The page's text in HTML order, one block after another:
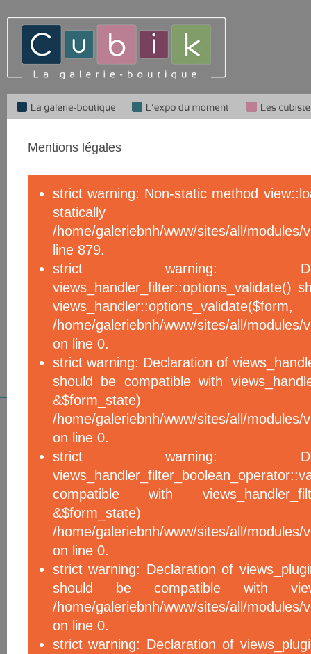
Mentions légales
strict warning: Non-static method
/home/galeriebnh/www/sites/all/
line 879.
strict warning:
views_handler_filter::options_validate()
/home/galeriebnh/www/sites/all/modules/
on line 0.
strict warning: Declaration of
should be compatible with
/home/galeriebnh/www/sites/all/modules/
on line 0.
strict warning:
compatible with
/home/galeriebnh/www/sites/all/
on line 0.
strict warning: Declaration of
should be compatible with
/home/galeriebnh/www/sites/all/modules/
on line 0.
strict warning: Declaration of